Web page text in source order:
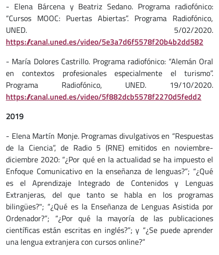
- Elena Bárcena y Beatriz Sedano. Programa radiofónico:
“Cursos MOOC: Puertas Abiertas”. Programa Radiofónico,
UNED. 5/02/2020.
https://canal.uned.es/video/5e3a7d6f5578f20b4b2dd582
- María Dolores Castrillo. Programa radiofónico: “Alemán Oral
en contextos profesionales especialmente el turismo”.
Programa Radiofónico, UNED. 19/10/2020.
https://canal.uned.es/video/5f882dcb5578f2270d5fedd2
2019
- Elena Martín Monje. Programas divulgativos en “Respuestas
de la Ciencia”, de Radio 5 (RNE) emitidos en noviembre-
diciembre 2020: “¿Por qué en la actualidad se ha impuesto el
Enfoque Comunicativo en la enseñanza de lenguas?”; “¿Qué
es el Aprendizaje Integrado de Contenidos y Lenguas
Extranjeras, del que tanto se habla en los programas
bilingües?"; “¿Qué es la Enseñanza de Lenguas Asistida por
Ordenador?”; “¿Por qué la mayoría de las publicaciones
científicas están escritas en inglés?”; y “¿Se puede aprender
una lengua extranjera con cursos online?”